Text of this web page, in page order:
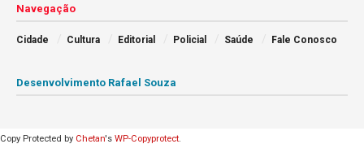
Navegação
Cidade Cultura Editorial Policial Saúde Fale Conosco
Desenvolvimento Rafael Souza
Copy Protected by Chetan's WP-Copyprotect.